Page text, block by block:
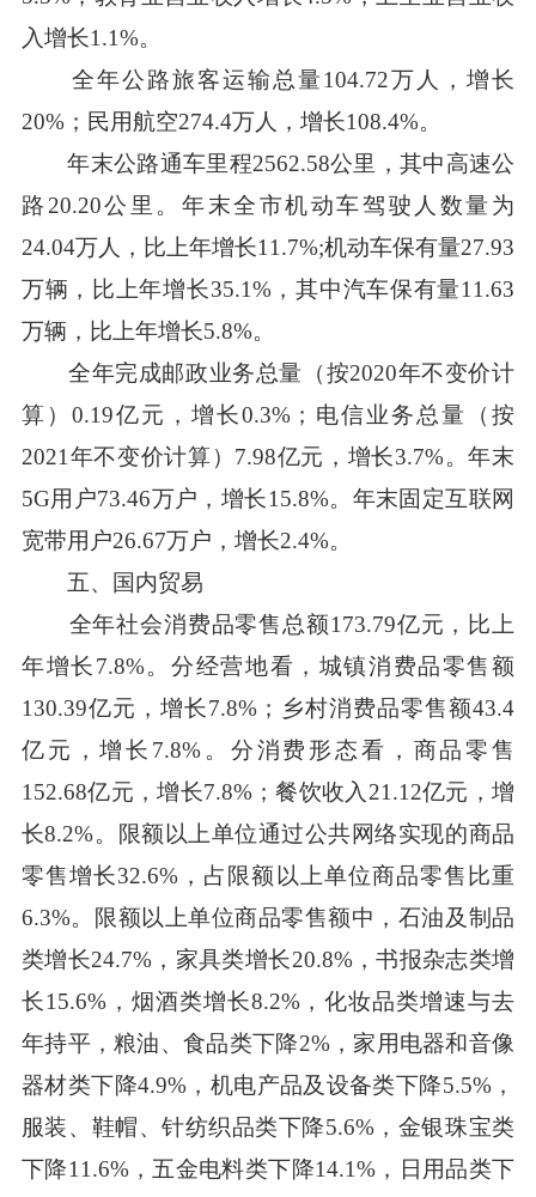
入增长1.1%。
全年公路旅客运输总量104.72万人，增长
20%；民用航空274.4万人，增长108.4%。
年末公路通车里程2562.58公里，其中高速公
路20.20公里。年末全市机动车驾驶人数量为
24.04万人，比上年增长11.7%;机动车保有量27.93
万辆，比上年增长35.1%，其中汽车保有量11.63
万辆，比上年增长5.8%。
全年完成邮政业务总量（按2020年不变价计
算）0.19亿元，增长0.3%；电信业务总量（按
2021年不变价计算）7.98亿元，增长3.7%。年末
5G用户73.46万户，增长15.8%。年末固定互联网
宽带用户26.67万户，增长2.4%。
五、国内贸易
全年社会消费品零售总额173.79亿元，比上
年增长7.8%。分经营地看，城镇消费品零售额
130.39亿元，增长7.8%；乡村消费品零售额43.4
亿元，增长7.8%。分消费形态看，商品零售
152.68亿元，增长7.8%；餐饮收入21.12亿元，增
长8.2%。限额以上单位通过公共网络实现的商品
零售增长32.6%，占限额以上单位商品零售比重
6.3%。限额以上单位商品零售额中，石油及制品
类增长24.7%，家具类增长20.8%，书报杂志类增
长15.6%，烟酒类增长8.2%，化妆品类增速与去
年持平，粮油、食品类下降2%，家用电器和音像
器材类下降4.9%，机电产品及设备类下降5.5%，
服装、鞋帽、针纺织品类下降5.6%，金银珠宝类
下降11.6%，五金电料类下降14.1%，日用品类下